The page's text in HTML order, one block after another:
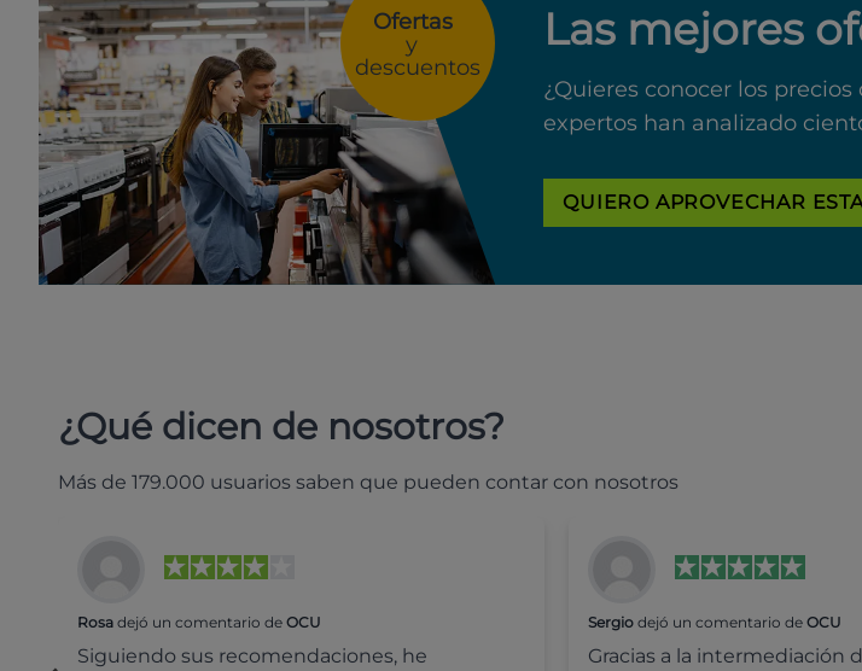
Ofertas
y
descuentos
Las mejores
¿Quieres conocer los
expertos han analizado
QUIERO APROVECHAR
¿Qué dicen de nosotros?
Más de 179.000 usuarios saben que pueden contar con nosotros
Rosa dejó un comentario de OCU
Siguiendo sus recomendaciones, he
Sergiodejó un comentario de OCU
Gracias a la intermediación